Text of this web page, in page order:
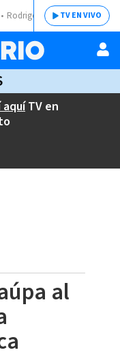
Rodrigo ChavesTV EN VIVO
aquíTV en
al